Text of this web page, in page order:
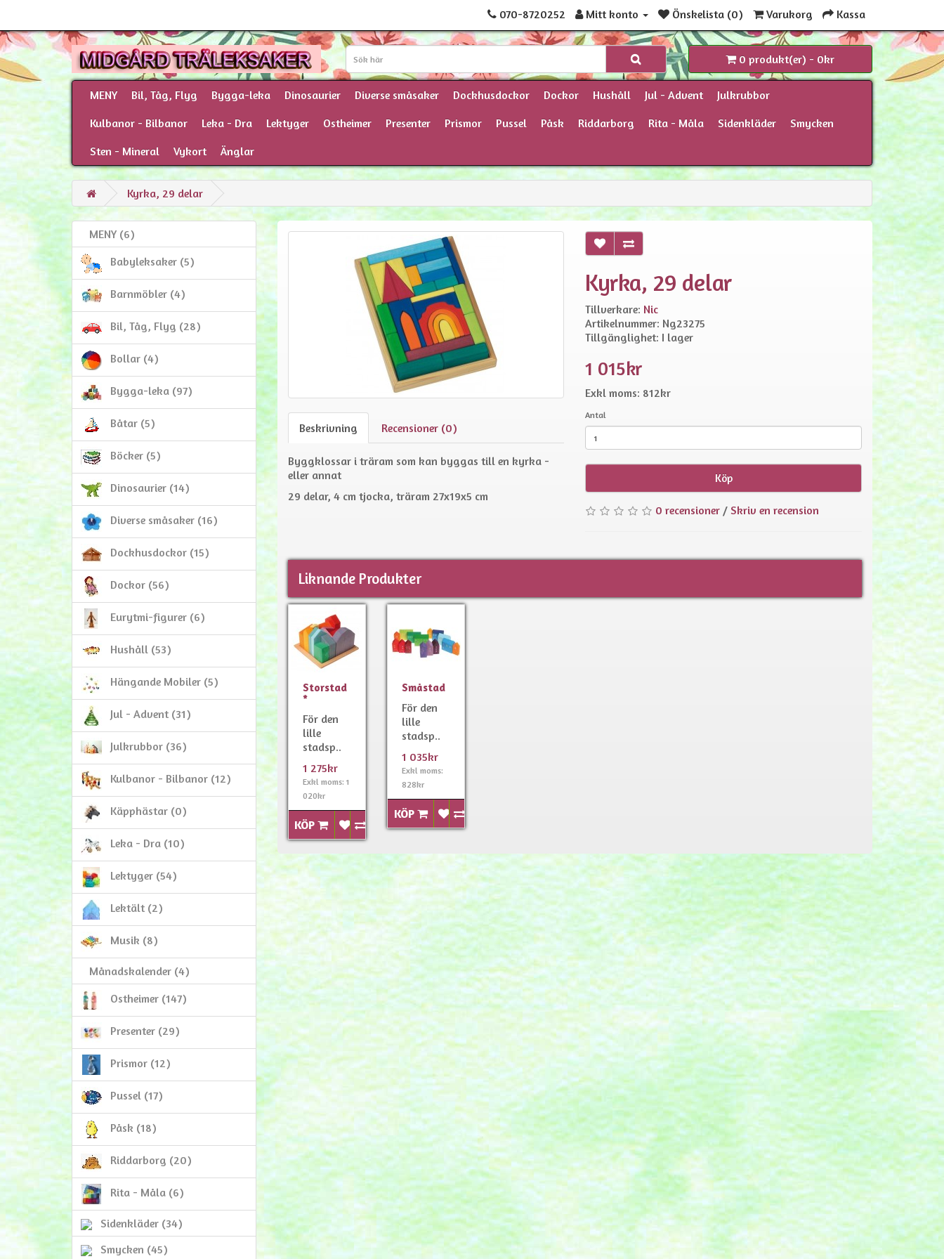
070-8720252 Mitt konto Önskelista (0) Varukorg Kassa
0 produkt(er) - 0kr
MENY Bil, Tåg, Flyg Bygga-leka Dinosaurier Diverse småsaker Dockhusdockor Dockor Hushåll Jul - Advent
Julkrubbor
Kulbanor - Bilbanor
Leka - Dra Lektyger Ostheimer Presenter Prismor Pussel Påsk Riddarborg Rita - Måla Sidenkläder
Smycken
Sten - Mineral
Vykort Änglar
Kyrka, 29 delar
MENY (6)
Babyleksaker (5)
Barnmöbler (4)
Bil, Tåg, Flyg (28)
Bollar (4)
Bygga-leka (97)
Båtar (5)
Böcker (5)
Dinosaurier (14)
Diverse småsaker (16)
Dockhusdockor (15)
Dockor (56)
Eurytmi-figurer (6)
Hushåll (53)
Hängande Mobiler (5)
Jul - Advent (31)
Julkrubbor (36)
Kulbanor - Bilbanor (12)
Käpphästar (0)
Leka - Dra (10)
Lektyger (54)
Lektält (2)
Musik (8)
Månadskalender (4)
Ostheimer (147)
Presenter (29)
Prismor (12)
Pussel (17)
Påsk (18)
Riddarborg (20)
Rita - Måla (6)
Sidenkläder (34)
Smycken (45)
Beskrivning Recensioner (0)
Byggklossar i träram som kan byggas till en kyrka -
eller annat
29 delar, 4 cm tjocka, träram 27x19x5 cm
Kyrka, 29 delar
Tillverkare: Nic
Artikelnummer: Ng23275
Tillgänglighet: I lager
1 015kr
Exkl moms: 812kr
Antal
Köp
0 recensioner / Skriv en recension
Liknande Produkter
Storstad
*
För den
lille
stadsp..
1 275kr
Exkl moms: 1
020kr
KÖP
Småstad
För den
lille
stadsp..
1 035kr
Exkl moms:
828kr
KÖP